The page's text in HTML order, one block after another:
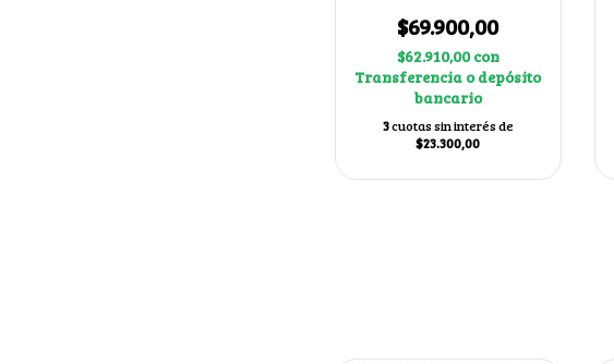
$69.900,00
$62.910,00con
Transferencia o depósito
bancario
3cuotas sin interés de
$23.300,00